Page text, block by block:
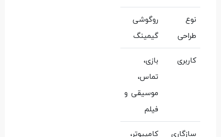
نوع
طراحی
روگوشی
گیمینگ
کاربری
بازی،
تماس،
موسیقی و
فیلم
سازگاری
کامپیوتر،